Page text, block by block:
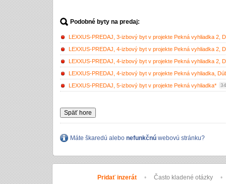
Podobné byty na predaj:
LEXXUS-PREDAJ, 3-izbový byt v projekte Pekná vyhliadka 2,
LEXXUS-PREDAJ, 4-izbový byt v projekte Pekná vyhliadka 2,
LEXXUS-PREDAJ, 4-izbový byt v projekte Pekná vyhliadka 2,
LEXXUS-PREDAJ, 4-izbový byt v projekte Pekná vyhliadka,
LEXXUS-PREDAJ, 5-izbový byt v projekte Pekná vyhliadka*
Späť hore
Máte škaredú alebo nefunkčnú webovú stránku?
Pridať inzerát • Často kladené otázky •